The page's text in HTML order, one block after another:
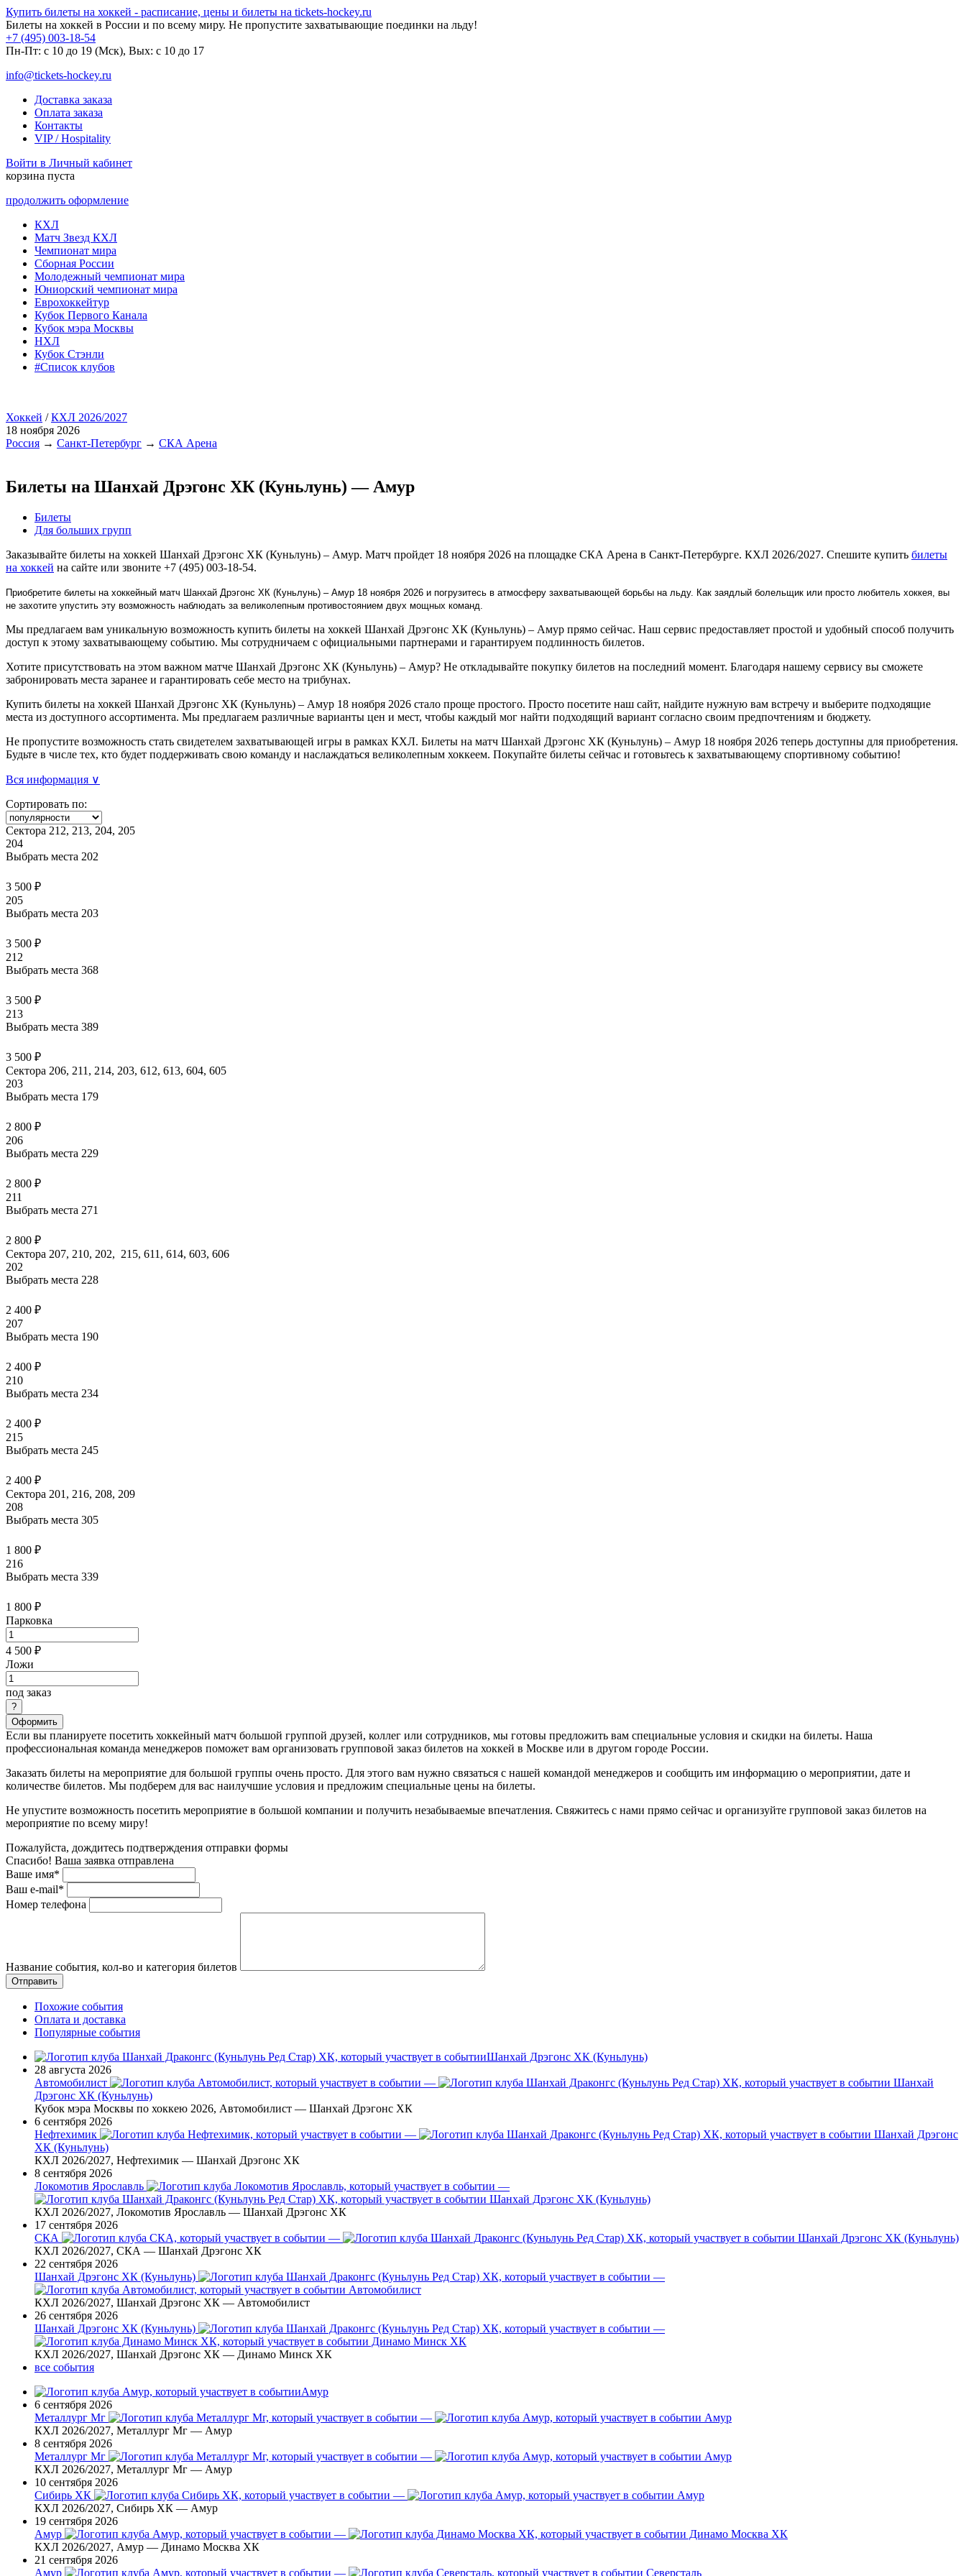
Купить билеты на хоккей - расписание, цены и билеты на tickets-hockey.ru
Билеты на хоккей в России и по всему миру. Не пропустите захватывающие поединки на льду!
+7 (495) 003-18-54
Пн-Пт: c 10 до 19 (Мск), Вых: с 10 до 17
info@tickets-hockey.ru
Доставка заказа
Оплата заказа
Контакты
VIP / Hospitality
Войти в Личный кабинет
корзина пуста
продолжить оформление
КХЛ
Матч Звезд КХЛ
Чемпионат мира
Сборная России
Молодежный чемпионат мира
Юниорский чемпионат мира
Еврохоккейтур
Кубок Первого Канала
Кубок мэра Москвы
НХЛ
Кубок Стэнли
#Список клубов
Хоккей /КХЛ 2026/2027
18 ноября 2026
Россия → Санкт-Петербург → СКА Арена
Билеты на Шанхай Дрэгонс ХК (Куньлунь) — Амур
Билеты
Для больших групп
Заказывайте билеты на хоккей Шанхай Дрэгонс ХК (Куньлунь) – Амур. Матч пройдет 18 ноября 2026 на площадке СКА Арена в Санкт-Петербурге. КХЛ 2026/2027. Спешите купить билеты
на хоккей на сайте или звоните +7 (495) 003-18-54.
Приобретите билеты на хоккейный матч Шанхай Дрэгонс ХК (Куньлунь) – Амур 18 ноября 2026 и погрузитесь в атмосферу захватывающей борьбы на льду. Как заядлый болельщик или просто любитель хоккея, вы
не захотите упустить эту возможность наблюдать за великолепным противостоянием двух мощных команд.
Мы предлагаем вам уникальную возможность купить билеты на хоккей Шанхай Дрэгонс ХК (Куньлунь) – Амур прямо сейчас. Наш сервис предоставляет простой и удобный способ получить
доступ к этому захватывающему событию. Мы сотрудничаем с официальными партнерами и гарантируем подлинность билетов.
Хотите присутствовать на этом важном матче Шанхай Дрэгонс ХК (Куньлунь) – Амур? Не откладывайте покупку билетов на последний момент. Благодаря нашему сервису вы сможете
забронировать места заранее и гарантировать себе место на трибунах.
Купить билеты на хоккей Шанхай Дрэгонс ХК (Куньлунь) – Амур 18 ноября 2026 стало проще простого. Просто посетите наш сайт, найдите нужную вам встречу и выберите подходящие
места из доступного ассортимента. Мы предлагаем различные варианты цен и мест, чтобы каждый мог найти подходящий вариант согласно своим предпочтениям и бюджету.
Не пропустите возможность стать свидетелем захватывающей игры в рамках КХЛ. Билеты на матч Шанхай Дрэгонс ХК (Куньлунь) – Амур 18 ноября 2026 теперь доступны для приобретения.
Будьте в числе тех, кто будет поддерживать свою команду и наслаждаться великолепным хоккеем. Покупайте билеты сейчас и готовьтесь к захватывающему спортивному событию!
Вся информация ∨
Сортировать по:
Сектора 212, 213, 204, 205
204
Выбрать места 202
3 500 ₽
205
Выбрать места 203
3 500 ₽
212
Выбрать места 368
3 500 ₽
213
Выбрать места 389
3 500 ₽
Сектора 206, 211, 214, 203, 612, 613, 604, 605
203
Выбрать места 179
2 800 ₽
206
Выбрать места 229
2 800 ₽
211
Выбрать места 271
2 800 ₽
Сектора 207, 210, 202, 215, 611, 614, 603, 606
202
Выбрать места 228
2 400 ₽
207
Выбрать места 190
2 400 ₽
210
Выбрать места 234
2 400 ₽
215
Выбрать места 245
2 400 ₽
Сектора 201, 216, 208, 209
208
Выбрать места 305
1 800 ₽
216
Выбрать места 339
1 800 ₽
Парковка
4 500 ₽
Ложи
под заказ
Оформить
Если вы планируете посетить хоккейный матч большой группой друзей, коллег или сотрудников, мы готовы предложить вам специальные условия и скидки на билеты. Наша
профессиональная команда менеджеров поможет вам организовать групповой заказ билетов на хоккей в Москве или в другом городе России.
Заказать билеты на мероприятие для большой группы очень просто. Для этого вам нужно связаться с нашей командой менеджеров и сообщить им информацию о мероприятии, дате и
количестве билетов. Мы подберем для вас наилучшие условия и предложим специальные цены на билеты.
Не упустите возможность посетить мероприятие в большой компании и получить незабываемые впечатления. Свяжитесь с нами прямо сейчас и организуйте групповой заказ билетов на
мероприятие по всему миру!
Пожалуйста, дождитесь подтверждения отправки формы
Спасибо! Ваша заявка отправлена
Ваше имя*
Ваш e-mail*
Номер телефона
Название события, кол-во и категория билетов
Похожие события
Оплата и доставка
Популярные события
Шанхай Дрэгонс ХК (Куньлунь)
28 августа 2026
Автомобилист
—
Шанхай
Дрэгонс ХК (Куньлунь)
Кубок мэра Москвы по хоккею 2026, Автомобилист — Шанхай Дрэгонс ХК
6 сентября 2026
Нефтехимик
—
Шанхай Дрэгонс
ХК (Куньлунь)
КХЛ 2026/2027, Нефтехимик — Шанхай Дрэгонс ХК
8 сентября 2026
Локомотив Ярославль
—
Шанхай Дрэгонс ХК (Куньлунь)
КХЛ 2026/2027, Локомотив Ярославль — Шанхай Дрэгонс ХК
17 сентября 2026
СКА
—
Шанхай Дрэгонс ХК (Куньлунь)
КХЛ 2026/2027, СКА — Шанхай Дрэгонс ХК
22 сентября 2026
Шанхай Дрэгонс ХК (Куньлунь)
—
Автомобилист
КХЛ 2026/2027, Шанхай Дрэгонс ХК — Автомобилист
26 сентября 2026
Шанхай Дрэгонс ХК (Куньлунь)
—
Динамо Минск ХК
КХЛ 2026/2027, Шанхай Дрэгонс ХК — Динамо Минск ХК
все события
Амур
6 сентября 2026
Металлург Мг
—
Амур
КХЛ 2026/2027, Металлург Мг — Амур
8 сентября 2026
Металлург Мг
—
Амур
КХЛ 2026/2027, Металлург Мг — Амур
10 сентября 2026
Сибирь ХК
—
Амур
КХЛ 2026/2027, Сибирь ХК — Амур
19 сентября 2026
Амур
—
Динамо Москва ХК
КХЛ 2026/2027, Амур — Динамо Москва ХК
21 сентября 2026
Амур
— Северсталь